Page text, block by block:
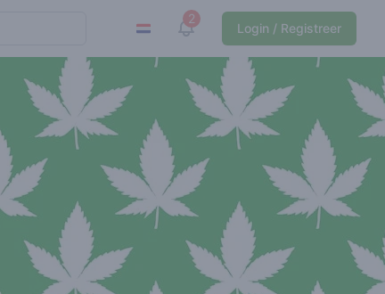
2
View notifications
Login / Registreer